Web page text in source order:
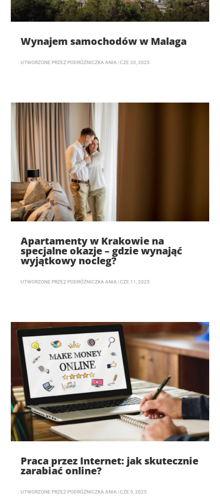
Wynajem samochodów w Malaga
UTWORZONE PRZEZ PODRÓŻNICZKA ANIA |CZE 20, 2025
Apartamenty w Krakowie na
specjalne okazje – gdzie wynająć
wyjątkowy nocleg?
UTWORZONE PRZEZ PODRÓŻNICZKA ANIA |CZE 11, 2025
Praca przez Internet: jak skutecznie
zarabiać online?
UTWORZONE PRZEZ PODRÓŻNICZKA ANIA |CZE 5, 2025